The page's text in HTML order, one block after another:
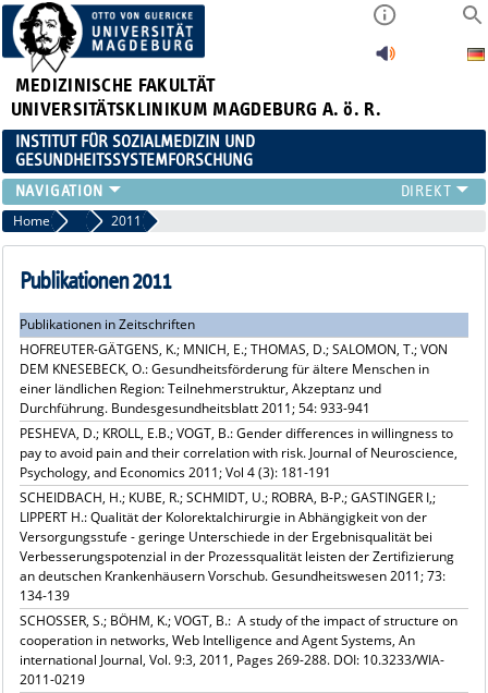
MEDIZINISCHE FAKULTÄT
UNIVERSITÄTSKLINIKUM MAGDEBURG A. ö. R.
INSTITUT FÜR SOZIALMEDIZIN UND
GESUNDHEITSSYSTEMFORSCHUNG
LEHRE
UNSER INSTITUT
TEAM
PUBLIKATIONEN
STELLENANGEBOTE
QUALIFIKATIONSARBEITEN
Home Publikationsarchiv
2011
Publikationen 2011
Publikationen in Zeitschriften
HOFREUTER-GÄTGENS, K.; MNICH, E.; THOMAS, D.; SALOMON, T.; VON
DEM KNESEBECK, O.: Gesundheitsförderung für ältere Menschen in
einer ländlichen Region: Teilnehmerstruktur, Akzeptanz und
Durchführung. Bundesgesundheitsblatt 2011; 54: 933-941
PESHEVA, D.; KROLL, E.B.; VOGT, B.: Gender differences in willingness to
pay to avoid pain and their correlation with risk. Journal of Neuroscience,
Psychology, and Economics 2011; Vol 4 (3): 181-191
SCHEIDBACH, H.; KUBE, R.; SCHMIDT, U.; ROBRA, B-P.; GASTINGER I,;
LIPPERT H.: Qualität der Kolorektalchirurgie in Abhängigkeit von der
Versorgungsstufe - geringe Unterschiede in der Ergebnisqualität bei
Verbesserungspotenzial in der Prozessqualität leisten der Zertifizierung
an deutschen Krankenhäusern Vorschub. Gesundheitswesen 2011; 73:
134-139
SCHOSSER, S.; BÖHM, K.; VOGT, B.: A study of the impact of structure on
cooperation in networks, Web Intelligence and Agent Systems, An
international Journal, Vol. 9:3, 2011, Pages 269-288. DOI: 10.3233/WIA-
2011-0219